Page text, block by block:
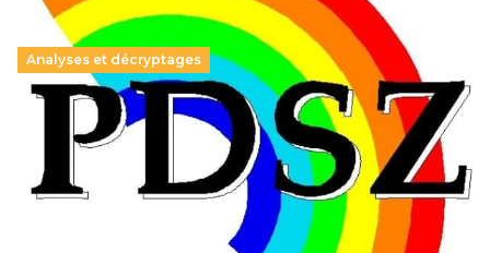
Analyses et décryptages
Hongrie : du changement pour les politiques
éducatives, aussi !
25 juin 2026
En Hongrie, le conservateur Peter Magyar et son parti
Tisza "Respect et liberté" ont remporté une large victoire,
contre le premier ministre sortant, Viktor Orban,…